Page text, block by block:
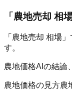
「農地売却 相
「農地売却 相場
す。
農地価格AIの結論
農地価格の見方農